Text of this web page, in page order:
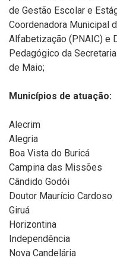
de Gestão Escolar e
Coordenadora Municipal
Alfabetização (PNAIC) e
Pedagógico da
de Maio;
Municípios de atuação:
Alecrim
Alegria
Boa Vista do Buricá
Campina das Missões
Cândido Godói
Doutor Maurício Cardoso
Giruá
Horizontina
Independência
Nova Candelária